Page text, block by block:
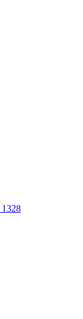
1328